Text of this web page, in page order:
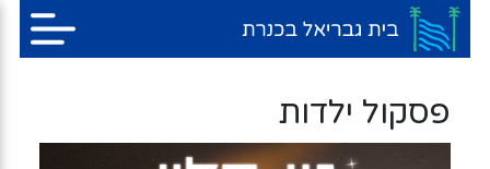
פסקול ילדות